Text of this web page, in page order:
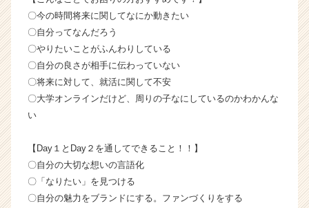
長
企
業
か
ら
ス
カ
届
く
就
活
〇今の時間将来に関してなにか動きたい
〇自分ってなんだろう
〇やりたいことがふんわりしている
〇自分の良さが相手に伝わっていない
〇将来に対して、就活に関して不安
〇大学オンラインだけど、周りの子なにしているのかわかんな
い
【Day１とDay２を通してできること！！】
〇自分の大切な想いの言語化
〇「なりたい」を見つける
〇自分の魅力をブランドにする。ファンづくりをする